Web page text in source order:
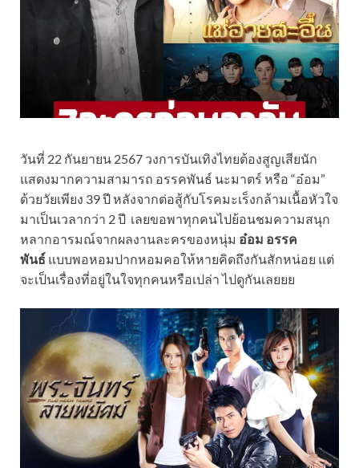
วันที่ 22 กันยายน 2567 วงการบันเทิงไทยต้องสูญเสียนัก
แสดงมากความสามารถ อรรคพันธ์ นะมาตร์ หรือ “อ๋อม”
ด้วยวัยเพียง 39 ปี หลังจากต่อสู้กับโรคมะเร็งกล้ามเนื้อหัวใจ
มาเป็นเวลากว่า 2 ปี เลยขอพาทุกคนไปย้อนชมความสนุก
หลากอารมณ์จากผลงานละครของหนุ่ม อ๋อม อรรค
พันธ์ แบบพอหอมปากหอมคอให้หายคิดถึงกันสักหน่อย แต่
จะเป็นเรื่องที่อยู่ในใจทุกคนหรือเปล่า ไปดูกันเลยยย